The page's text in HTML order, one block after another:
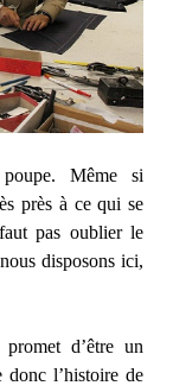
Même si
près à ce qui se
pas oublier le
disposons ici,
d’être un
donc l’histoire de